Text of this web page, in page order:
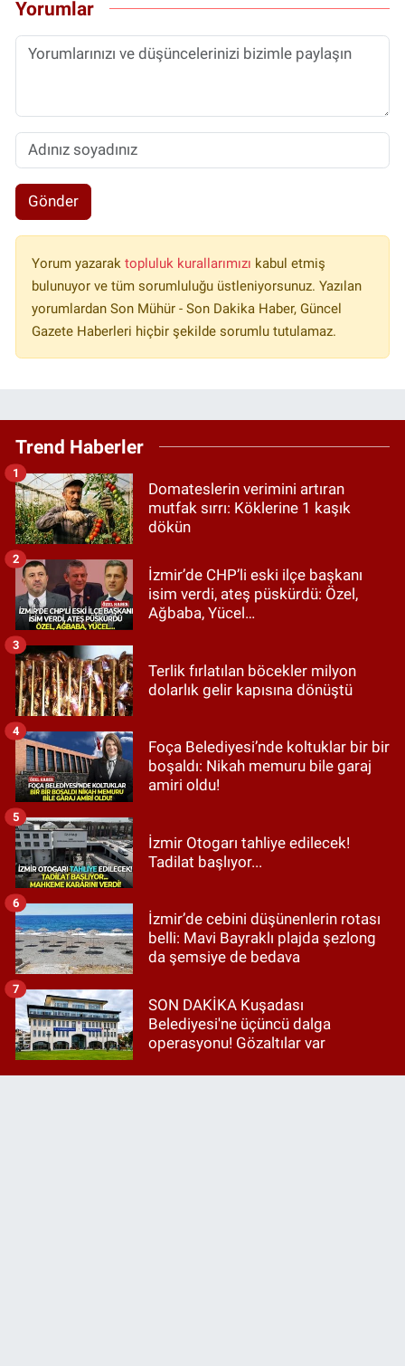
Yorumlar
Gönder
Yorum yazarak topluluk kurallarımızı kabul etmiş
bulunuyor ve tüm sorumluluğu üstleniyorsunuz. Yazılan
yorumlardan Son Mühür - Son Dakika Haber, Güncel
Gazete Haberleri hiçbir şekilde sorumlu tutulamaz.
Trend Haberler
Domateslerin verimini artıran
mutfak sırrı: Köklerine 1 kaşık
dökün
1
İzmir’de CHP’li eski ilçe başkanı
isim verdi, ateş püskürdü: Özel,
Ağbaba, Yücel…
2
Terlik fırlatılan böcekler milyon
dolarlık gelir kapısına dönüştü
3
Foça Belediyesi’nde koltuklar bir bir
boşaldı: Nikah memuru bile garaj
amiri oldu!
4
İzmir Otogarı tahliye edilecek!
Tadilat başlıyor...
5
İzmir’de cebini düşünenlerin rotası
belli: Mavi Bayraklı plajda şezlong
da şemsiye de bedava
6
SON DAKİKA Kuşadası
Belediyesi'ne üçüncü dalga
operasyonu! Gözaltılar var
7